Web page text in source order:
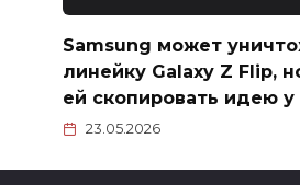
Samsung может
линейку Galaxy Z Flip,
ей скопировать идею у
23.05.2026